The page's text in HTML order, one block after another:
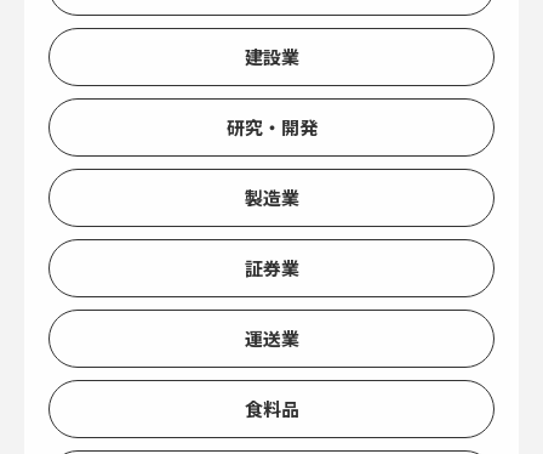
建設業
研究・開発
製造業
証券業
運送業
食料品